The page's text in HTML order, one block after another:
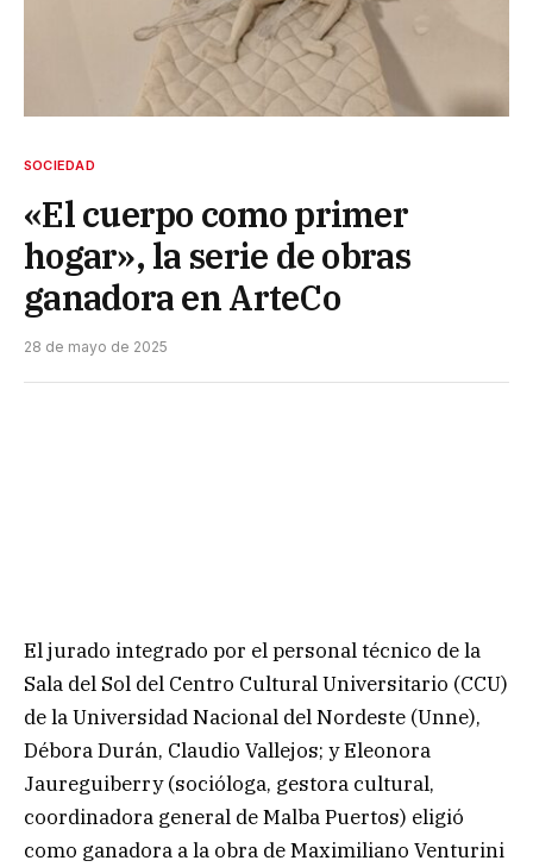
SOCIEDAD
«El cuerpo como primer
hogar», la serie de obras
ganadora en ArteCo
28 de mayo de 2025
El jurado integrado por el personal técnico de la
Sala del Sol del Centro Cultural Universitario (CCU)
de la Universidad Nacional del Nordeste (Unne),
Débora Durán, Claudio Vallejos; y Eleonora
Jaureguiberry (socióloga, gestora cultural,
coordinadora general de Malba Puertos) eligió
como ganadora a la obra de Maximiliano Venturini